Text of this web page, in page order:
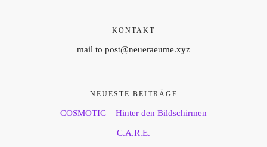
KONTAKT
mail to post@neueraeume.xyz
NEUESTE BEITRÄGE
COSMOTIC – Hinter den Bildschirmen
C.A.R.E.